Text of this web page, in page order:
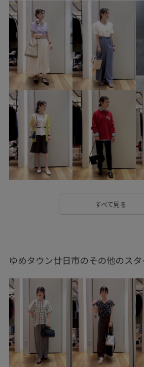
2BUY10%OFF対象商品 RP26SS
RP26SS着映えトップス UVケア V
こなれ感 ちゃんとプラスかわいい保証
エレガント オフィス カジュアル
カジュアルすぎない カットソー コ
コントラスト コーディネートの主役
サイズ調整 サスティナブル サス
シャツ シンプルコーデ スカート
スッキリ ストレッチ性 セットアッ
ポリエステル メリハリ リネン
リラックス感 ワンピース 上品
冷んやり 合わせやすい 安定感
接触冷感 機能素材 涼しげ
異素材ドッキング 知的 細めのベルト
脚長効果 華やか 落ち感
すべて見る
ゆめタウン廿日市のその他のス